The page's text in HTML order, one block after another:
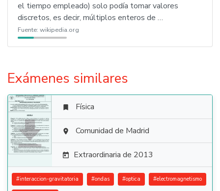
el tiempo empleado) solo podía tomar valores
discretos, es decir, múltiplos enteros de …
Fuente: wikipedia.org
Exámenes similares

 Física
 Comunidad de Madrid
 Extraordinaria de 2013
#interaccion-gravitatoria #ondas #optica #electromagnetismo